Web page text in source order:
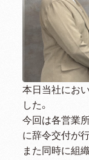
本日当社にお
した。
今回は各営業
に辞令交付が
また同時に組